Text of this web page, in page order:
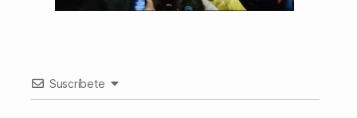
Suscríbete